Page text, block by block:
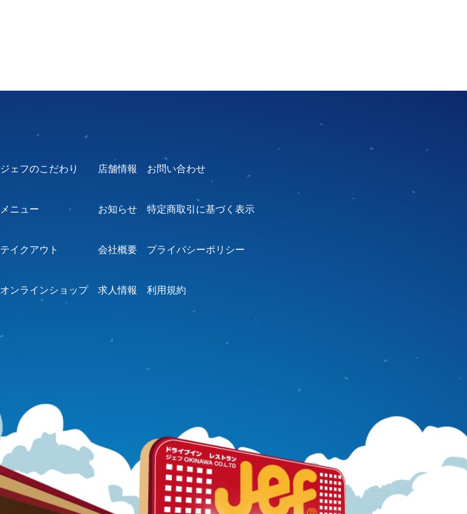
ジェフのこだわり
メニュー
テイクアウト
オンラインショップ
店舗情報
お知らせ
会社概要
求人情報
お問い合わせ
特定商取引に基づく表示
プライバシーポリシー
利用規約